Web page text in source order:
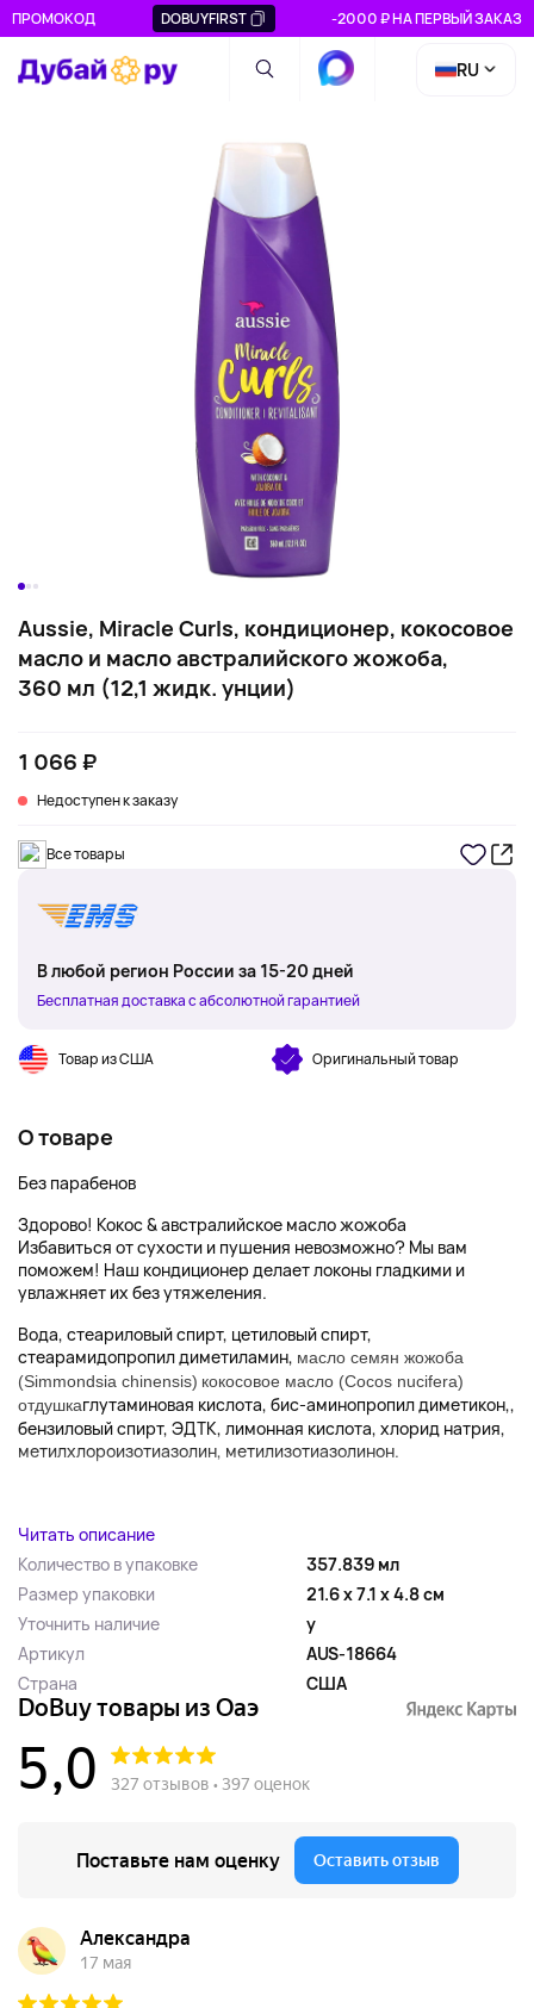
ПРОМОКОД DOBUYFIRST -2000 ₽ НА ПЕРВЫЙ ЗАКАЗ
RU
Aussie, Miracle Curls, кондиционер, кокосовое
масло и масло австралийского жожоба,
360 мл (12,1 жидк. унции)
1 066 ₽
Недоступен к заказу
Все товары
В любой регион России за 15-20 дней
Бесплатная доставка с абсолютной гарантией
Товар из США Оригинальный товар
О товаре
Без парабенов
Здорово! Кокос & австралийское масло жожоба
Избавиться от сухости и пушения невозможно? Мы вам
поможем! Наш кондиционер делает локоны гладкими и
увлажняет их без утяжеления.
Вода, стеариловый спирт, цетиловый спирт,
стеарамидопропил диметиламин, масло семян жожоба
(Simmondsia chinensis) кокосовое масло (Cocos nucifera)
отдушкаглутаминовая кислота, бис-аминопропил диметикон,,
бензиловый спирт, ЭДТК, лимонная кислота, хлорид натрия,
метилхлороизотиазолин, метилизотиазолинон.
Читать описание
Количество в упаковке
357.839 мл
Размер упаковки
21.6 x 7.1 x 4.8 см
Уточнить наличие
y
Артикул
AUS-18664
Страна
США